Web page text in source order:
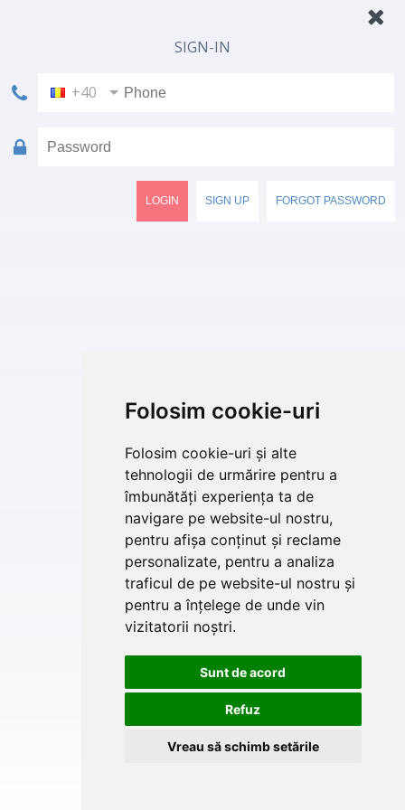
Folosim cookie-uri
Folosim cookie-uri și alte
tehnologii de urmărire pentru a
îmbunătăți experiența ta de
navigare pe website-ul nostru,
pentru afișa conținut și reclame
personalizate, pentru a analiza
traficul de pe website-ul nostru și
pentru a înțelege de unde vin
vizitatorii noștri.
Sunt de acord
Refuz
Vreau să schimb setările
SIGN-IN
+40
LOGIN SIGN UP FORGOT PASSWORD